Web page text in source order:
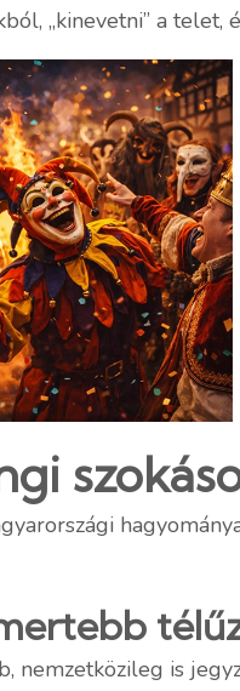
„kinevetni” a telet,
nemzetközileg is